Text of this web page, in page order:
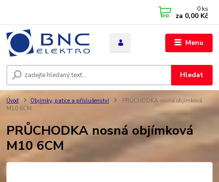
Menu
Hledat
0 ks
za 0,00 Kč
Úvod Objímky, patice a příslušenství
PRŮCHODKA nosná objímková
M10 6CM
PRŮCHODKA nosná objímková
M10 6CM